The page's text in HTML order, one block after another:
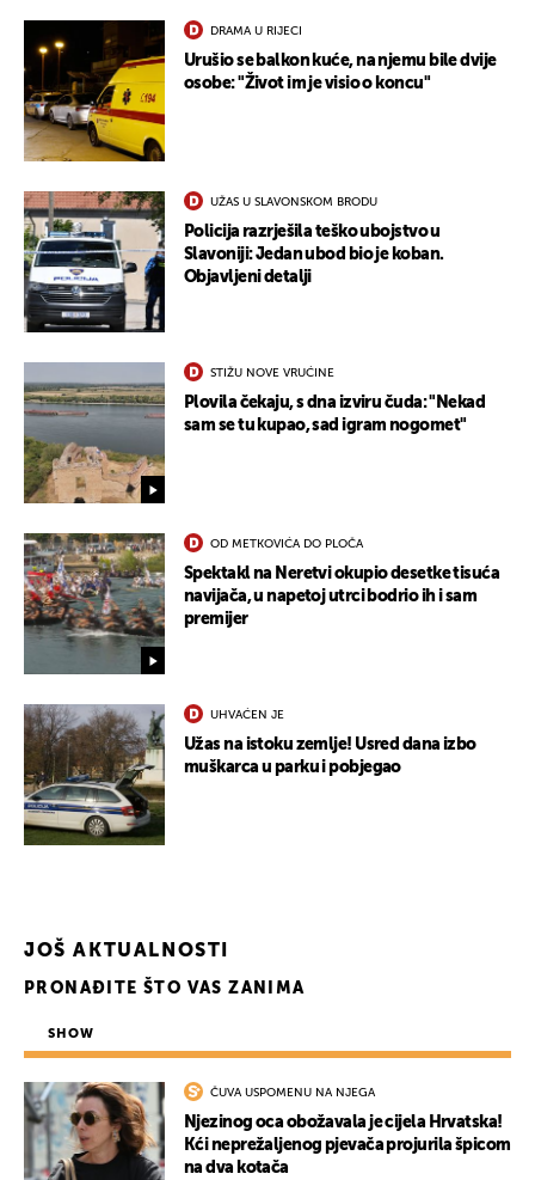
DRAMA U RIJECI
Urušio se balkon kuće, na njemu bile dvije
osobe: "Život im je visio o koncu"
UŽAS U SLAVONSKOM BRODU
Policija razrješila teško ubojstvo u
Slavoniji: Jedan ubod bio je koban.
Objavljeni detalji
STIŽU NOVE VRUĆINE
Plovila čekaju, s dna izviru čuda: "Nekad
sam se tu kupao, sad igram nogomet"
OD METKOVIĆA DO PLOČA
Spektakl na Neretvi okupio desetke tisuća
navijača, u napetoj utrci bodrio ih i sam
premijer
UHVAĆEN JE
Užas na istoku zemlje! Usred dana izbo
muškarca u parku i pobjegao
JOŠ AKTUALNOSTI
PRONAĐITE ŠTO VAS ZANIMA
SHOW
ČUVA USPOMENU NA NJEGA
Njezinog oca obožavala je cijela Hrvatska!
Kći neprežaljenog pjevača projurila špicom
na dva kotača